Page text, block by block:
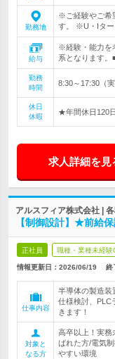
勤務地
※ご経験やご希
す。 ※U・Iター
給与
※経験・能力を
系となります。
勤務
時間
8:30～17:30（
休日
休暇
★年間休日120
求人詳細を見
アルスフィア株式会社 |
【制御設計】★前給
正社員 職種・業種未経験
情報更新日：2026/06/19 終
仕事内容
半導体の製造装
仕様検討、PLC
きます！
対象と
なる方
高卒以上！実務
ばれた方/電気
やすい環境